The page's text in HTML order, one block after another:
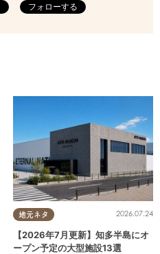
フォローする
地元ネタ 2026.07.24
【2026年7月更新】知多半島にオ
ープン予定の大型施設13選